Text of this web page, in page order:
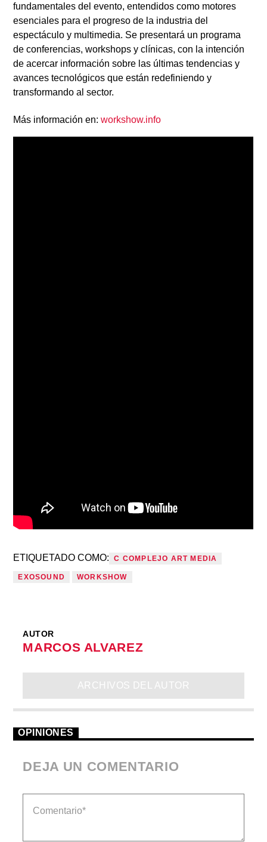
fundamentales del evento, entendidos como motores
esenciales para el progreso de la industria del
espectáculo y multimedia. Se presentará un programa
deconferencias, workshops y clínicas, con la intención
de acercar información sobre las últimas tendencias y
avances tecnológicos que están redefiniendo y
transformando al sector.
Más información en:workshow.info
ETIQUETADO COMO: C COMPLEJO ART MEDIA
EXOSOUND WORKSHOW
AUTOR
MARCOS ALVAREZ
ARCHIVOS DEL AUTOR
OPINIONES
DEJA UN COMENTARIO